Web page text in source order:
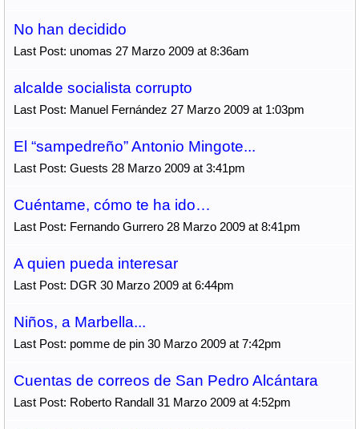
No han decidido
Last Post: unomas 27 Marzo 2009 at 8:36am
alcalde socialista corrupto
Last Post: Manuel Fernández 27 Marzo 2009 at 1:03pm
El “sampedreño” Antonio Mingote...
Last Post: Guests 28 Marzo 2009 at 3:41pm
Cuéntame, cómo te ha ido…
Last Post: Fernando Gurrero 28 Marzo 2009 at 8:41pm
A quien pueda interesar
Last Post: DGR 30 Marzo 2009 at 6:44pm
Niños, a Marbella...
Last Post: pomme de pin 30 Marzo 2009 at 7:42pm
Cuentas de correos de San Pedro Alcántara
Last Post: Roberto Randall 31 Marzo 2009 at 4:52pm